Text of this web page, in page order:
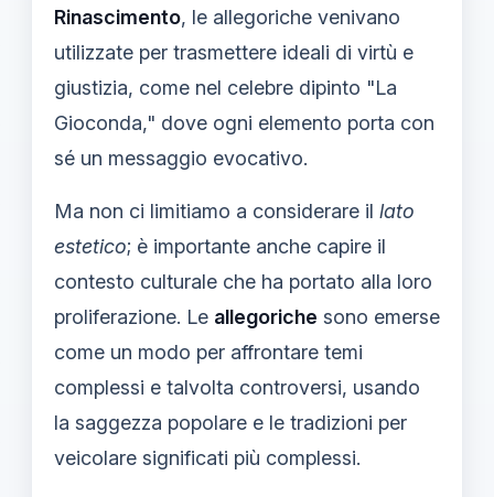
Rinascimento, le allegoriche venivano
utilizzate per trasmettere ideali di virtù e
giustizia, come nel celebre dipinto "La
Gioconda," dove ogni elemento porta con
sé un messaggio evocativo.
Ma non ci limitiamo a considerare il lato
estetico; è importante anche capire il
contesto culturale che ha portato alla loro
proliferazione. Le allegoriche sono emerse
come un modo per affrontare temi
complessi e talvolta controversi, usando
la saggezza popolare e le tradizioni per
veicolare significati più complessi.